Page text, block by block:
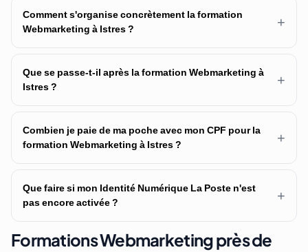
Comment s'organise concrètement la formation
Webmarketing à Istres ?
+
Que se passe-t-il après la formation Webmarketing à
Istres ?
+
Combien je paie de ma poche avec mon CPF pour la
formation Webmarketing à Istres ?
+
Que faire si mon Identité Numérique La Poste n'est
pas encore activée ?
+
Formations Webmarketing près de